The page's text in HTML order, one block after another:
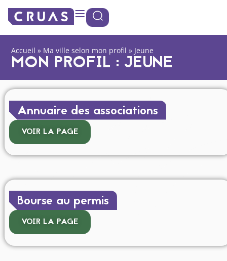
Panneau de gestion des cookies
principal
Accueil » Ma ville selon mon profil » Jeune
MON PROFIL : JEUNE
Annuaire des associations
VOIR LA PAGE
Bourse au permis
VOIR LA PAGE